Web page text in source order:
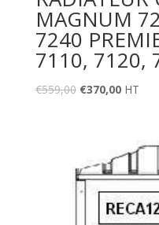
MAGNUM
7240
7110, 7120,
€559,00 €370,00 HT